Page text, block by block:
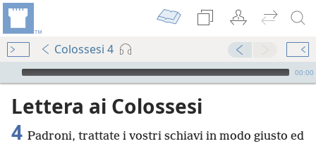
Colossesi 4
Audio Player
00:00
Lettera ai Colossesi
4 Padroni, trattate i vostri schiavi in modo giusto ed